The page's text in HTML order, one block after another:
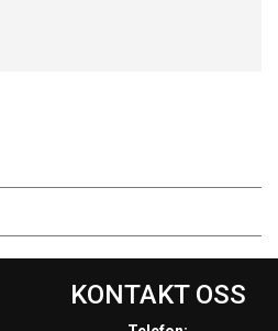
KONTAKT OSS